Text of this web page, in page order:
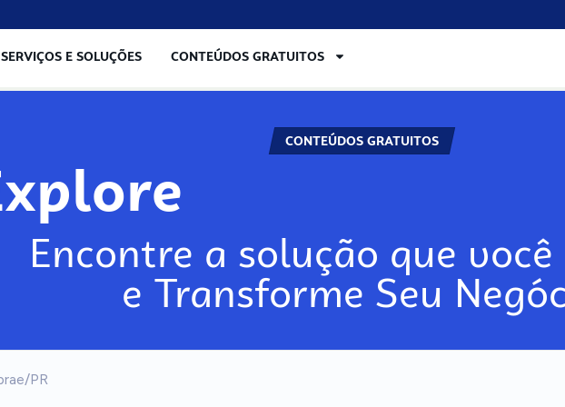
SERVIÇOS E SOLUÇÕES CONTEÚDOS GRATUITOS
CONTEÚDOS GRATUITOS
Explore
Encontre a solução que você
e Transforme Seu